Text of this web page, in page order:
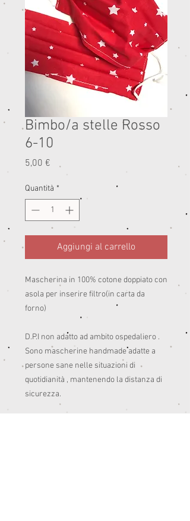
Bimbo/a stelle Rosso
6-10
5,00 € Prezzo
Quantità *
Aggiungi al carrello
Mascherina in 100% cotone doppiato con
asola per inserire filtro(in carta da
forno)
D.P.I non adatto ad ambito ospedaliero .
Sono mascherine handmade adatte a
persone sane nelle situazioni di
quotidianità , mantenendo la distanza di
sicurezza.